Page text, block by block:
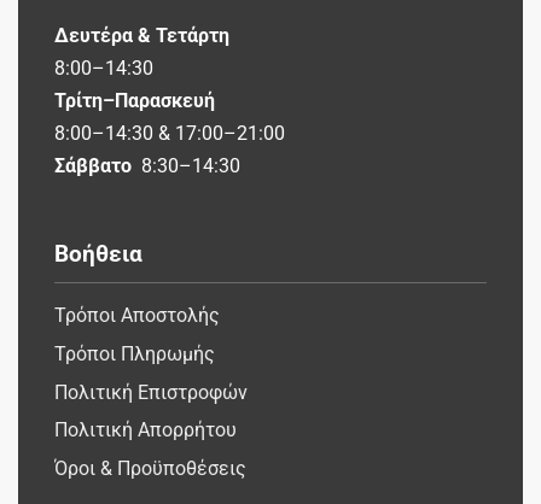
Δευτέρα & Τετάρτη
8:00–14:30
Τρίτη–Παρασκευή
8:00–14:30 & 17:00–21:00
Σάββατο 8:30–14:30
Βοήθεια
Τρόποι Αποστολής
Τρόποι Πληρωμής
Πολιτική Επιστροφών
Πολιτική Απορρήτου
Όροι & Προϋποθέσεις